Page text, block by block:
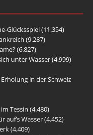
Glücksspiel(11.354)
(9.287)
(6.827)
unter Wasser(4.999)
in der Schweiz
Tessin (4.480)
auf’s Wasser(4.452)
(4.409)